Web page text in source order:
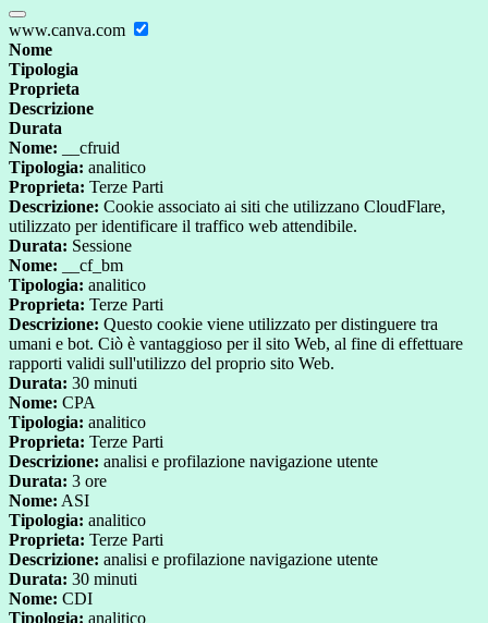
www.canva.com
Nome
Tipologia
Proprieta
Descrizione
Durata
Nome: __cfruid
Tipologia: analitico
Proprieta: Terze Parti
Descrizione: Cookie associato ai siti che utilizzano CloudFlare,
utilizzato per identificare il traffico web attendibile.
Durata: Sessione
Nome: __cf_bm
Tipologia: analitico
Proprieta: Terze Parti
Descrizione: Questo cookie viene utilizzato per distinguere tra
umani e bot. Ciò è vantaggioso per il sito Web, al fine di effettuare
rapporti validi sull'utilizzo del proprio sito Web.
Durata: 30 minuti
Nome: CPA
Tipologia: analitico
Proprieta: Terze Parti
Descrizione: analisi e profilazione navigazione utente
Durata: 3 ore
Nome: ASI
Tipologia: analitico
Proprieta: Terze Parti
Descrizione: analisi e profilazione navigazione utente
Durata: 30 minuti
Nome: CDI
Tipologia: analitico